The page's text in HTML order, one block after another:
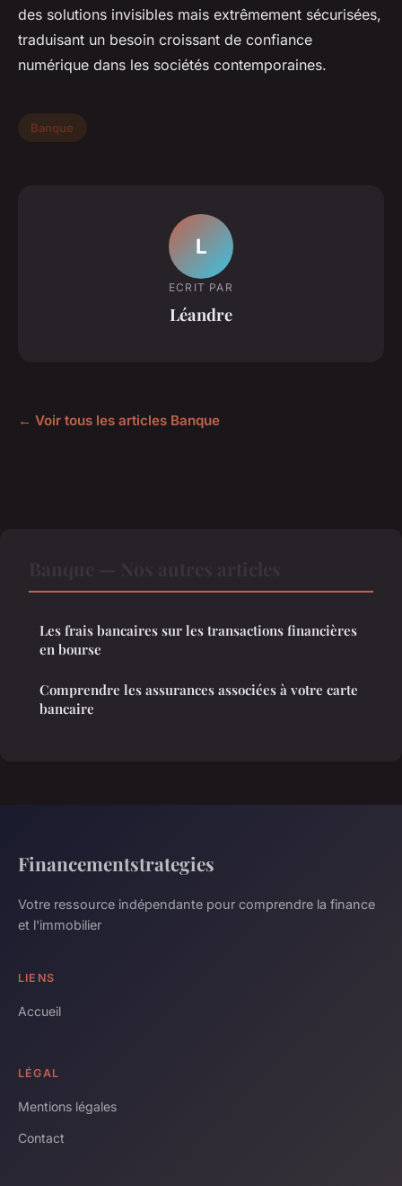
des solutions invisibles mais extrêmement sécurisées,
traduisant un besoin croissant de confiance
numérique dans les sociétés contemporaines.
Banque
L
ECRIT PAR
Léandre
← Voir tous les articles Banque
Les frais bancaires sur les transactions financières
en bourse
Comprendre les assurances associées à votre carte
bancaire
Financementstrategies
Votre ressource indépendante pour comprendre la finance
et l'immobilier
LIENS
Accueil
LÉGAL
Mentions légales
Contact